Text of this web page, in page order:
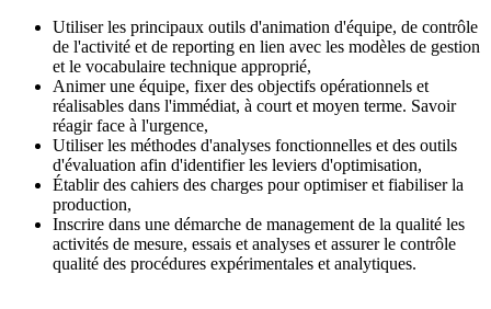
Utiliser les principaux outils d'animation d'équipe, de contrôle
de l'activité et de reporting en lien avec les modèles de gestion
et le vocabulaire technique approprié,
Animer une équipe, fixer des objectifs opérationnels et
réalisables dans l'immédiat, à court et moyen terme. Savoir
réagir face à l'urgence,
Utiliser les méthodes d'analyses fonctionnelles et des outils
d'évaluation afin d'identifier les leviers d'optimisation,
Établir des cahiers des charges pour optimiser et fiabiliser la
production,
Inscrire dans une démarche de management de la qualité les
activités de mesure, essais et analyses et assurer le contrôle
qualité des procédures expérimentales et analytiques.